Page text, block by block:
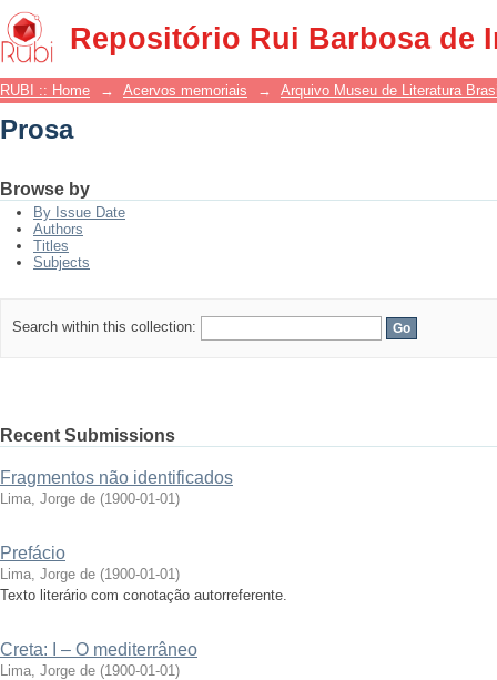
Repositório Rui Barbosa de
Prosa
RUBI :: Home → Acervos memoriais → Arquivo Museu de Literatura
Prosa
Browse by
By Issue Date
Authors
Titles
Subjects
Search within this collection:
Recent Submissions
Fragmentos não identificados
Lima, Jorge de (1900-01-01)
Prefácio
Lima, Jorge de (1900-01-01)
Texto literário com conotação autorreferente.
Creta: I – O mediterrâneo
Lima, Jorge de (1900-01-01)